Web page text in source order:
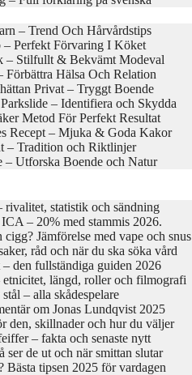
– Trend Och Hårvårdstips
– Perfekt Förvaring I Köket
– Stilfullt & Bekvämt Modeval
Förbättra Hälsa Och Relation
Privat – Tryggt Boende
– Identifiera och Skydda
Metod För Perfekt Resultat
Recept – Mjuka & Goda Kakor
– Tradition och Riktlinjer
– Utforska Boende och Natur
statistik och sändning
– 20% med stammis 2026.
Jämförelse med vape och snus
råd och när du ska söka vård
– den fullständiga guiden 2026
längd, roller och filmografi
– alla skådespelare
om Jonas Lundqvist 2025
den, skillnader och hur du väljer
– fakta och senaste nytt
ser de ut och när smittan slutar
Bästa tipsen 2025 för vardagen